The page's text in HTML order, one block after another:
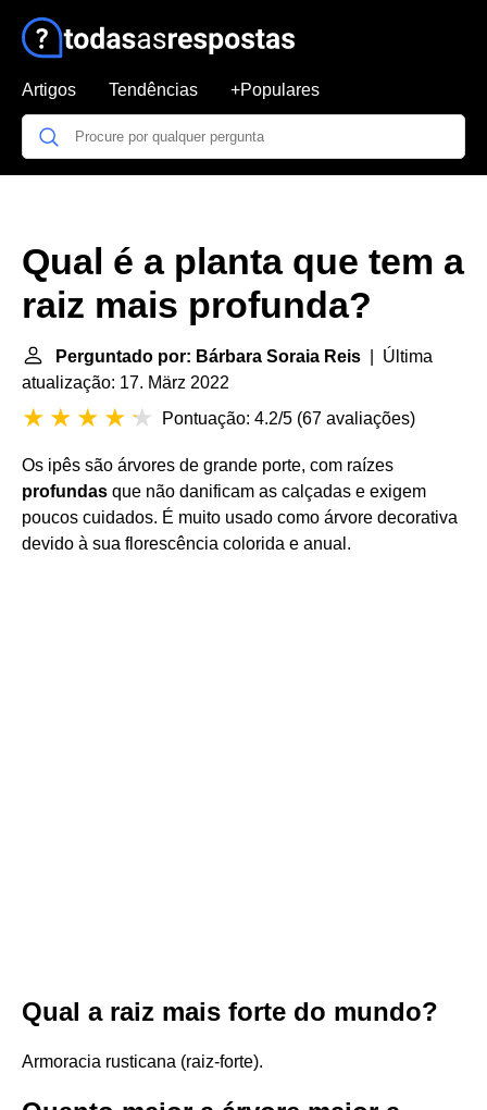
Artigos Tendências +Populares
Qual é a planta que tem a
raiz mais profunda?
Perguntado por: Bárbara Soraia Reis | Última
atualização: 17. März 2022
Pontuação: 4.2/5 (67 avaliações)
Os ipês são árvores de grande porte, com raízes
profundas que não danificam as calçadas e exigem
poucos cuidados. É muito usado como árvore decorativa
devido à sua florescência colorida e anual.
Qual a raiz mais forte do mundo?
Armoracia rusticana (raiz-forte).